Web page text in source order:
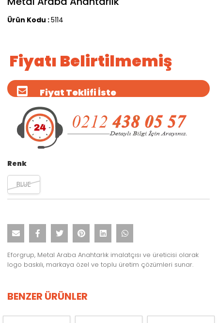
Ürün Kodu :5114
Fiyatı Belirtilmemiş
Fiyat Teklifi İste
Renk
BLUE
Eforgrup, Metal Araba Anahtarlık imalatçısı ve üreticisi olarak
logo baskılı, markaya özel ve toplu üretim çözümleri sunar.
BENZER ÜRÜNLER